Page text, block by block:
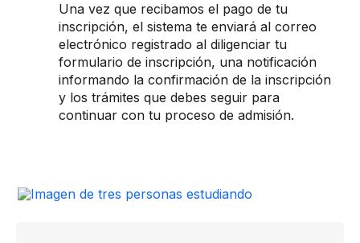
Una vez que recibamos el pago de tu
inscripción, el sistema te enviará al correo
electrónico registrado al diligenciar tu
formulario de inscripción, una notificación
informando la confirmación de la inscripción
y los trámites que debes seguir para
continuar con tu proceso de admisión.